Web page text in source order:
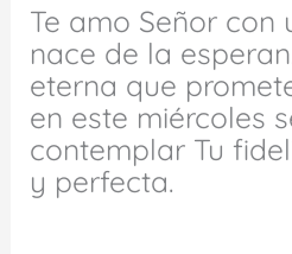
Te amo Señor con
nace de la
eterna que
en este miércoles
contemplar Tu
y perfecta.